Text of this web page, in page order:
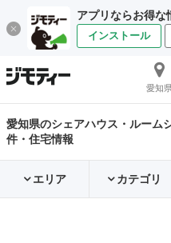
アプリならお得な
インストール
愛知県
愛知県のシェアハウス・ルーム
件・住宅情報
エリア カテゴリ